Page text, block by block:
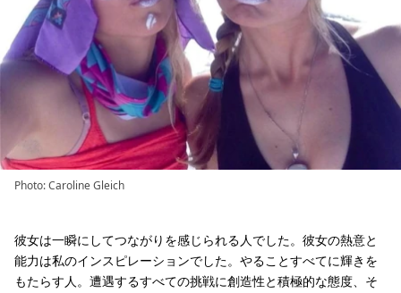
Photo: Caroline Gleich
彼女は一瞬にしてつながりを感じられる人でした。彼女の熱意と
能力は私のインスピレーションでした。やることすべてに輝きを
もたらす人。遭遇するすべての挑戦に創造性と積極的な態度、そ